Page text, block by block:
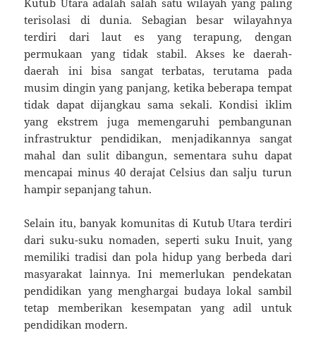
terisolasi di dunia. Sebagian besar wilayahnya
terdiri dari laut es yang terapung, dengan
permukaan yang tidak stabil. Akses ke daerah-
daerah ini bisa sangat terbatas, terutama pada
musim dingin yang panjang, ketika beberapa tempat
tidak dapat dijangkau sama sekali. Kondisi iklim
yang ekstrem juga memengaruhi pembangunan
infrastruktur pendidikan, menjadikannya sangat
mahal dan sulit dibangun, sementara suhu dapat
mencapai minus 40 derajat Celsius dan salju turun
hampir sepanjang tahun.
Selain itu, banyak komunitas di Kutub Utara terdiri
dari suku-suku nomaden, seperti suku Inuit, yang
memiliki tradisi dan pola hidup yang berbeda dari
masyarakat lainnya. Ini memerlukan pendekatan
pendidikan yang menghargai budaya lokal sambil
tetap memberikan kesempatan yang adil untuk
pendidikan modern.